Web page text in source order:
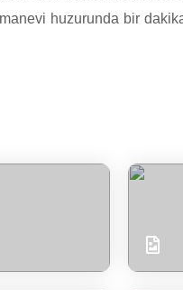
huzurunda bir